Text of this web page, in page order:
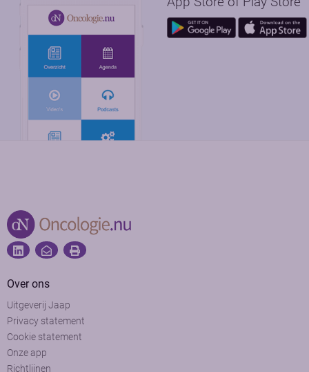
Over ons
Uitgeverij Jaap
Privacy statement
Cookie statement
Onze app
Richtlijnen